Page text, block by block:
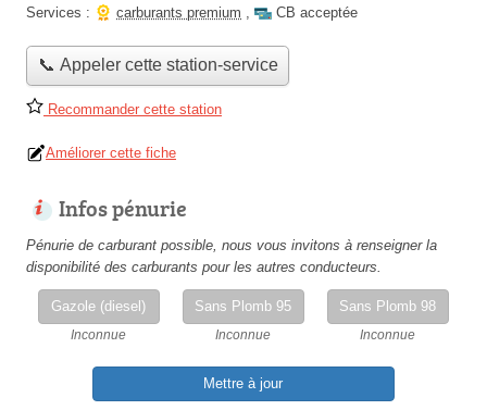
Services :
carburants premium , CB acceptée
📞 Appeler cette station-service
Recommander cette station
Améliorer cette fiche
Infos pénurie
Pénurie de carburant possible, nous vous invitons à renseigner la
disponibilité des carburants pour les autres conducteurs.
Gazole (diesel)
Inconnue
Sans Plomb 95
Inconnue
Sans Plomb 98
Inconnue
Mettre à jour